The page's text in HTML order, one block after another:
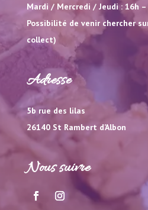
Mardi / Mercredi / Jeudi : 16h –
Possibilité de venir chercher
collect)
Adresse
5b rue des lilas
26140 St Rambert d’Albon
Nous suivre